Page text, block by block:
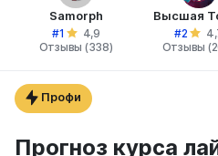
Samorph
#1
4,9
Отзывы (338)
Высшая
#2
Отзывы
Профи
Прогноз курса